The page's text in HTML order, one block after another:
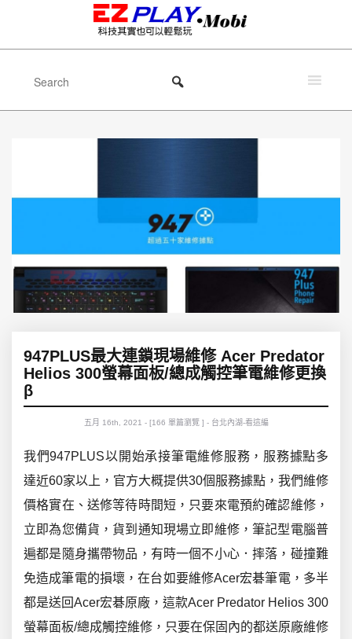
947PLUS最大連鎖現場維修 Acer Predator
Helios 300螢幕面板/總成觸控筆電維修更換
β
五月 16th, 2021 - [166 單篇瀏覽 ] - 台北內湖-看這編
我們947PLUS以開始承接筆電維修服務，服務據點多
達近60家以上，官方大概提供30個服務據點，我們維修
價格實在、送修等待時間短，只要來電預約確認維修，
立即為您備貨，貨到通知現場立即維修，筆記型電腦普
遍都是 隨身攜帶物品，有時一個不小心．摔落，碰撞難
免造成筆電的損壞，在台如要維修Acer宏碁筆電， 多半
都是送回Acer宏碁原廠，這款Acer Predator Helios 300
螢幕面板/總成觸控維修，只要在保固內的都送原廠維修